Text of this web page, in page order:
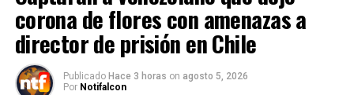
corona de flores con amenazas a
director de prisión en Chile
Publicado Hace 3 horas on agosto 5, 2026
Por Notifalcon